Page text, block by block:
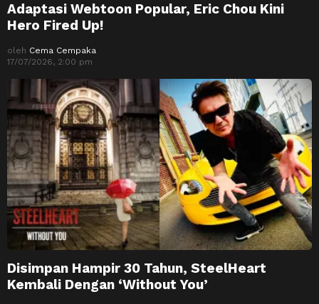
Adaptasi Webtoon Popular, Eric Chou Kini
Hero Fired Up!
oleh Cema Cempaka
17/07/2026, 2:00 pm
Disimpan Hampir 30 Tahun, SteelHeart
Kembali Dengan ‘Without You’